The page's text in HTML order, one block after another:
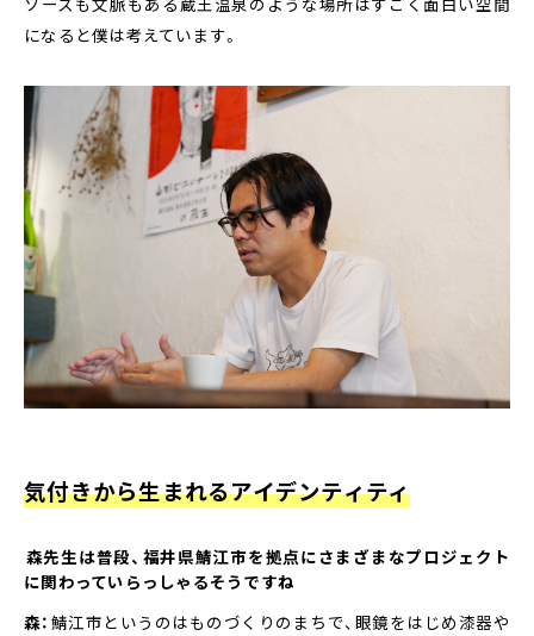
になると僕は考えています。
気付きから生まれるアイデンティティ
――森先生は普段、福井県鯖江市を拠点にさまざまなプロジェクト
に関わっていらっしゃるそうですね
森： 鯖江市というのはものづくりのまちで、眼鏡をはじめ漆器や